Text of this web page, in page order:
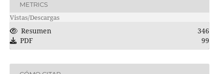
METRICS
Vistas/Descargas
Resumen
346
PDF
99